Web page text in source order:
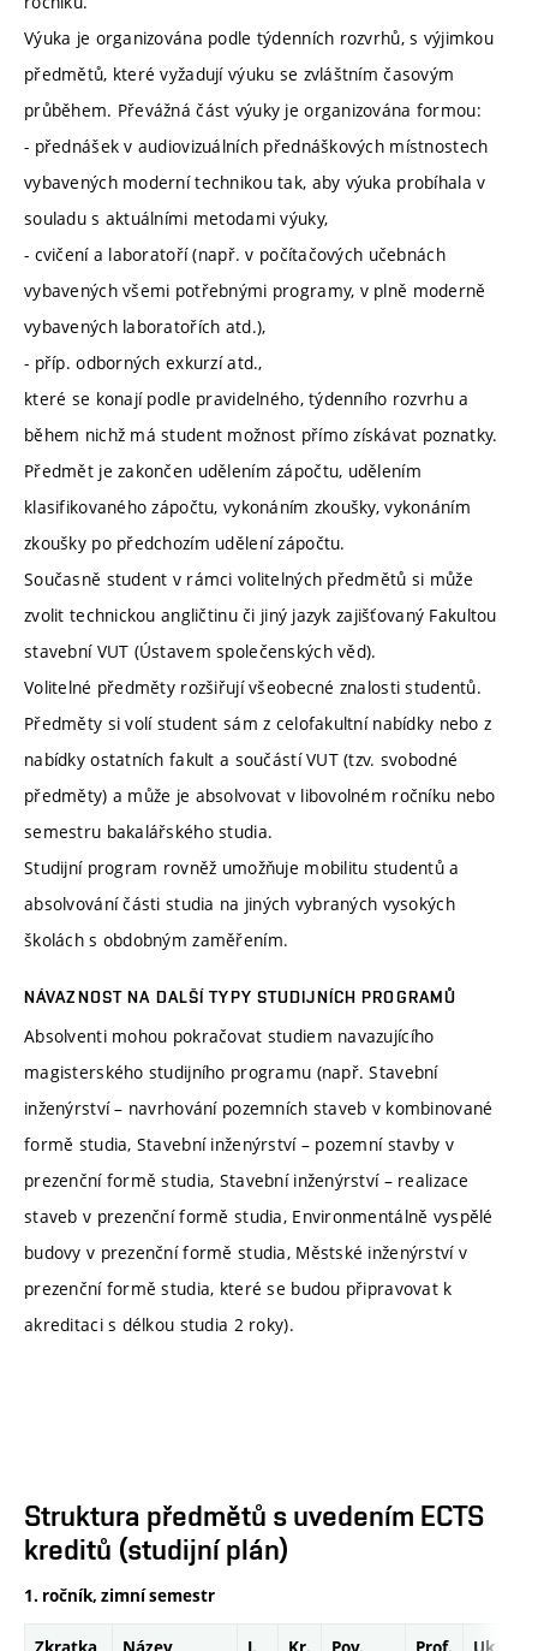
Výuka je organizována podle týdenních rozvrhů, s výjimkou
předmětů, které vyžadují výuku se zvláštním časovým
průběhem. Převážná část výuky je organizována formou:
- přednášek v audiovizuálních přednáškových místnostech
vybavených moderní technikou tak, aby výuka probíhala v
souladu s aktuálními metodami výuky,
- cvičení a laboratoří (např. v počítačových učebnách
vybavených všemi potřebnými programy, v plně moderně
vybavených laboratořích atd.),
- příp. odborných exkurzí atd.,
které se konají podle pravidelného, týdenního rozvrhu a
během nichž má student možnost přímo získávat poznatky.
Předmět je zakončen udělením zápočtu, udělením
klasifikovaného zápočtu, vykonáním zkoušky, vykonáním
zkoušky po předchozím udělení zápočtu.
Současně student v rámci volitelných předmětů si může
zvolit technickou angličtinu či jiný jazyk zajišťovaný Fakultou
stavební VUT (Ústavem společenských věd).
Volitelné předměty rozšiřují všeobecné znalosti studentů.
Předměty si volí student sám z celofakultní nabídky nebo z
nabídky ostatních fakult a součástí VUT (tzv. svobodné
předměty) a může je absolvovat v libovolném ročníku nebo
semestru bakalářského studia.
Studijní program rovněž umožňuje mobilitu studentů a
absolvování části studia na jiných vybraných vysokých
školách s obdobným zaměřením.
NÁVAZNOST NA DALŠÍ TYPY STUDIJNÍCH PROGRAMŮ
Absolventi mohou pokračovat studiem navazujícího
magisterského studijního programu (např. Stavební
inženýrství – navrhování pozemních staveb v kombinované
formě studia, Stavební inženýrství – pozemní stavby v
prezenční formě studia, Stavební inženýrství – realizace
staveb v prezenční formě studia, Environmentálně vyspělé
budovy v prezenční formě studia, Městské inženýrství v
prezenční formě studia, které se budou připravovat k
akreditaci s délkou studia 2 roky).
Struktura předmětů s uvedením ECTS
kreditů (studijní plán)
1. ročník, zimní semestr